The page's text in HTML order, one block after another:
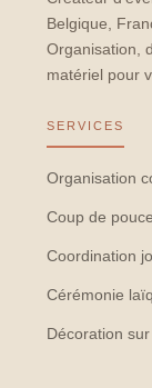
Belgique,
Organisation,
matériel pour
SERVICES
Organisation
Coup de pouce
Coordination
Cérémonie
Décoration